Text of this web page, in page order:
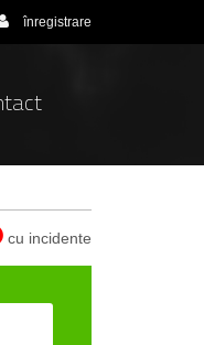
înregistrare
cu incidente